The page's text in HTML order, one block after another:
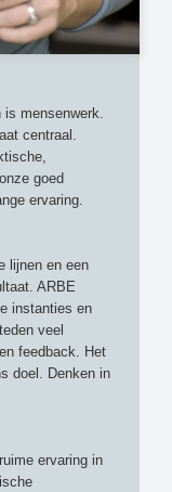
mensenwerk.
centraal.
goed
ervaring.
lijnen en een
ARBE
instanties en
veel
feedback. Het
doel. Denken in
ervaring in